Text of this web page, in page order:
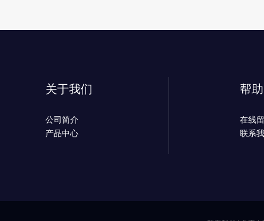
关于我们
公司简介
产品中心
帮
在线
联系